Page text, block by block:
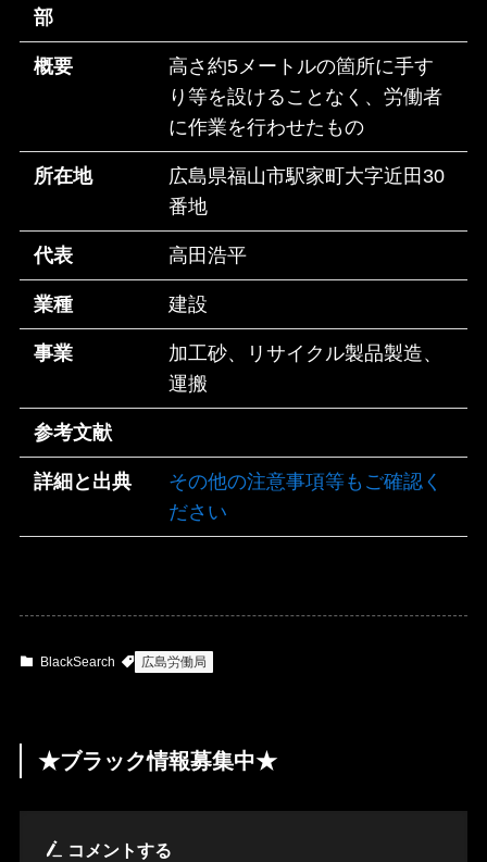
部
概要
高さ約5メートルの箇所に手す
り等を設けることなく、労働者
に作業を行わせたもの
所在地
広島県福山市駅家町大字近田30
番地
代表 高田浩平
業種 建設
事業
加工砂、リサイクル製品製造、
運搬
参考文献
詳細と出典
その他の注意事項等もご確認く
ださい
BlackSearch 広島労働局
★ブラック情報募集中★
コメントする